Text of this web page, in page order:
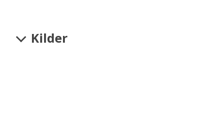
Kilder